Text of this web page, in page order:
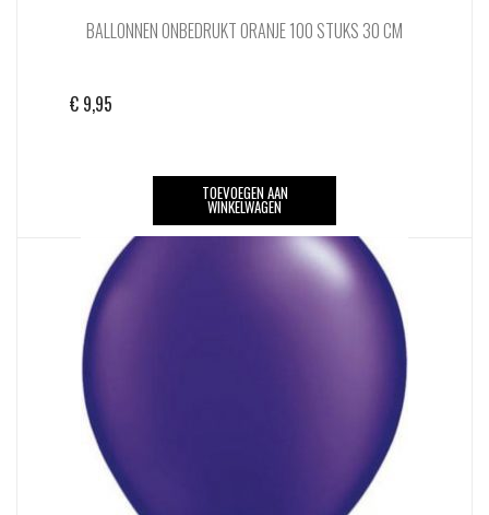
BALLONNEN ONBEDRUKT ORANJE 100 STUKS 30 CM
€ 9,95
TOEVOEGEN AAN
WINKELWAGEN